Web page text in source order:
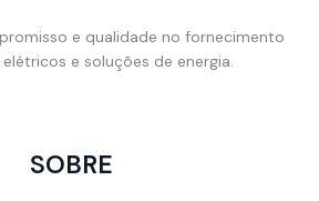
e qualidade no fornecimento
e soluções de energia.
SOBRE